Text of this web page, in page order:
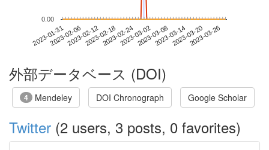
2023-01-312023-02-062023-02-122023-02-182023-02-242023-03-022023-03-082023-03-142023-03-202023-03-26
0.00
外部データベース (DOI)
4 Mendeley DOI Chronograph Google Scholar
Twitter (2 users, 3 posts, 0 favorites)